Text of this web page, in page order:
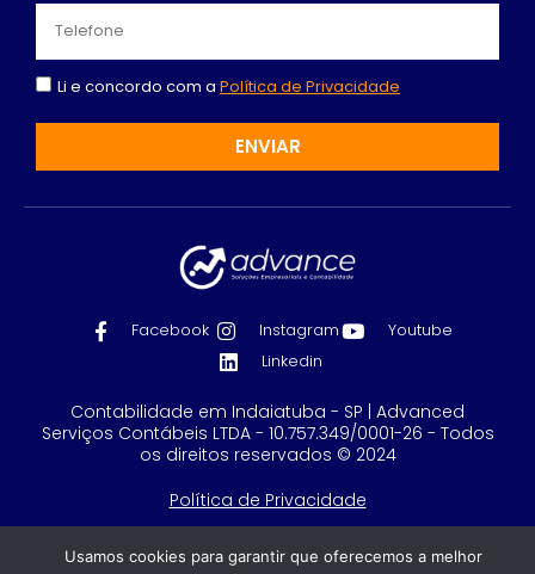
Li e concordo com a Política de Privacidade
ENVIAR
Facebook Instagram
Youtube
Linkedin
Contabilidade em Indaiatuba - SP | Advanced
Serviços Contábeis LTDA - 10.757.349/0001-26 - Todos
os direitos reservados © 2024
Política de Privacidade
Feito com
por GRUPO DPG
Usamos cookies para garantir que oferecemos a melhor